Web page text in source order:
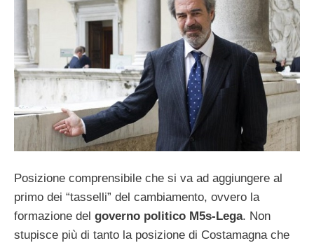
Posizione comprensibile che si va ad aggiungere al
primo dei “tasselli” del cambiamento, ovvero la
formazione del governo politico M5s-Lega. Non
stupisce più di tanto la posizione di Costamagna che